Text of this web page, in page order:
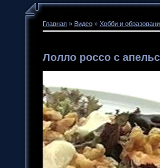
Главная » Видео » Хобби и
Лолло россо с